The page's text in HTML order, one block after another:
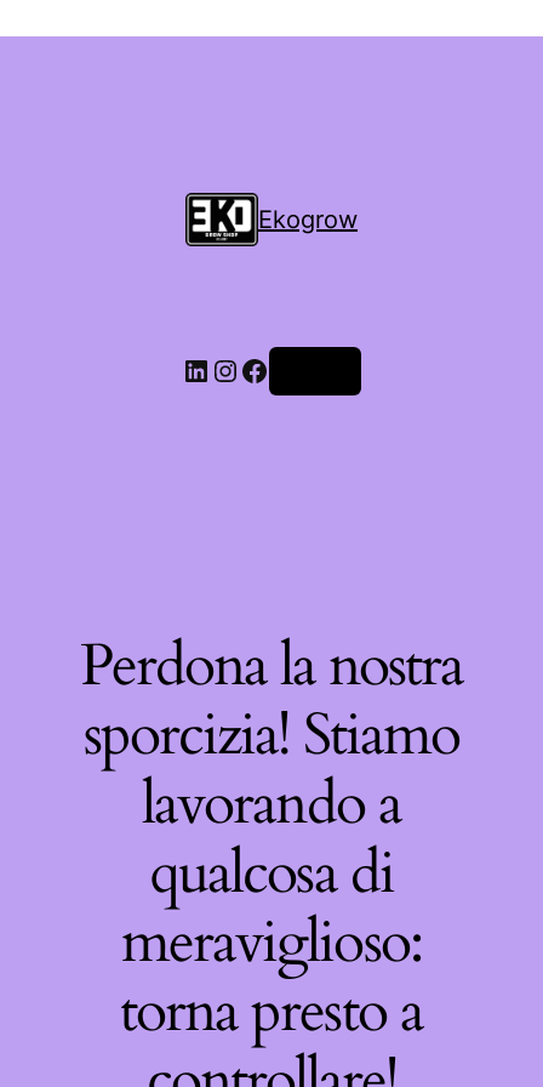
Ekogrow
Perdona la nostra
sporcizia! Stiamo
lavorando a
qualcosa di
meraviglioso:
torna presto a